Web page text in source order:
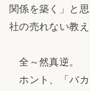
関係を築く」と
社の売れない教
全～然真逆。
ホント、「バカ